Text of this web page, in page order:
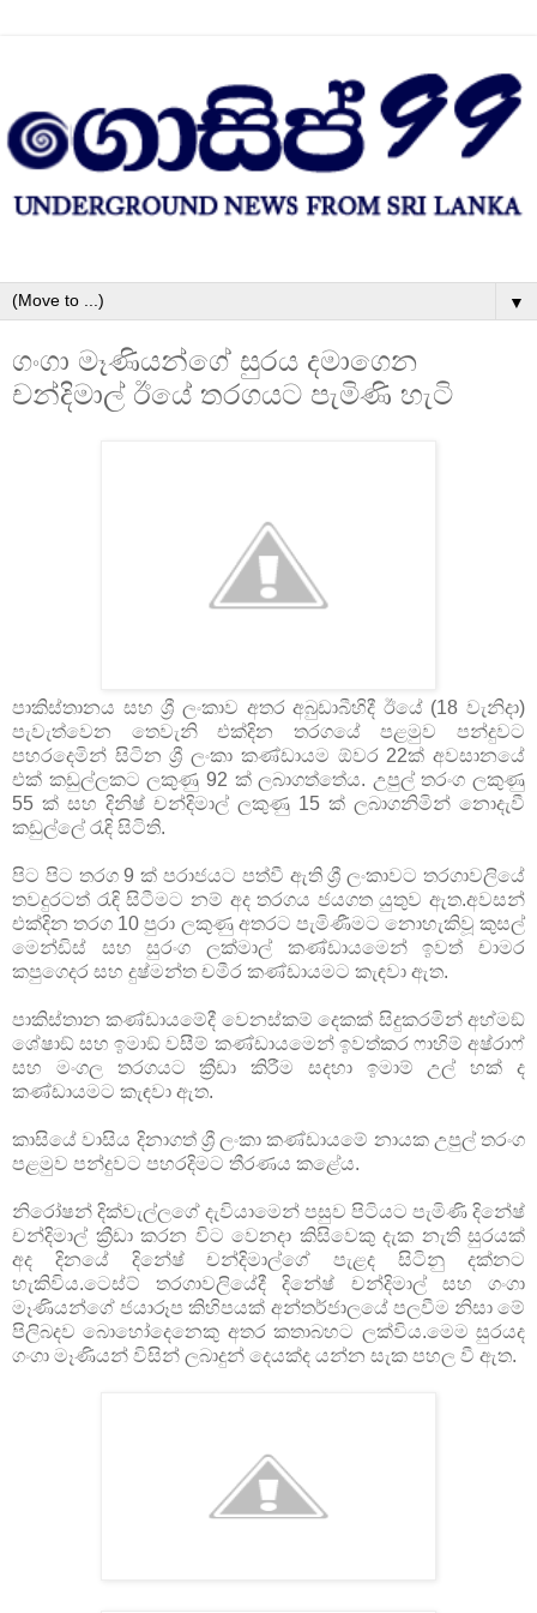
▼
ගංගා මෑණියන්ගේ සුරය දමාගෙන
චන්දිමාල් ඊයේ තරගයට පැමිණි හැටි
පාකිස්තානය සහ ශ්‍රී ලංකාව අතර අබුඩාබීහිදී ඊයේ (18 වැනිදා)
පැවැත්වෙන තෙවැනි එක්දින තරගයේ පළමුව පන්දුවට
පහරදෙමින් සිටින ශ්‍රී ලංකා කණ්ඩායම ඕවර 22ක් අවසානයේ
එක් කඩුල්ලකට ලකුණු 92 ක් ලබාගත්තේය. උපුල් තරංග ලකුණු
55 ක් සහ දිනිෂ් චන්දිමාල් ලකුණු 15 ක් ලබාගනිමින් නොදැවී
කඩුල්ලේ රැඳි සිටිති.
පිට පිට තරග 9 ක් පරාජයට පත්වී ඇති ශ්‍රී ලංකාවට තරගාවලියේ
තවදුරටත් රැඳි සිටීමට නම් අද තරගය ජයගත යුතුව ඇත.අවසන්
එක්දින තරග 10 පුරා ලකුණු අතරට පැමිණීමට නොහැකිවූ කුසල්
මෙන්ඩිස් සහ සුරංග ලක්මාල් කණ්ඩායමෙන් ඉවත් චාමර
කපුගෙදර සහ දුෂ්මන්ත චමීර කණ්ඩායමට කැඳවා ඇත.
පාකිස්තාන කණ්ඩායමේදී වෙනස්කම් දෙකක් සිදුකරමින් අහ්මඞ්
ශේෂාඞ් සහ ඉමාඞ් වසීම් කණ්ඩායමෙන් ඉවත්කර ෆාහිම් අෂ්රාෆ්
සහ මංගල තරගයට ක්‍රීඩා කිරීම සදහා ඉමාම් උල් හක් ද
කණ්ඩායමට කැඳවා ඇත.
කාසියේ වාසිය දිනාගත් ශ්‍රී ලංකා කණ්ඩායමේ නායක උපුල් තරංග
පළමුව පන්දුවට පහරදිමට තීරණය කළේය.
නිරෝෂන් දික්වැල්ලගේ දැවියාමෙන් පසුව පිටියට පැමිණි දිනේෂ්
චන්දිමාල් ක්‍රීඩා කරන විට වෙනදා කිසිවෙකු දැක නැති සුරයක්
අද දිනයේ දිනේෂ් චන්දිමාල්ගේ පැළද සිටිනු දක්නට
හැකිවිය.ටෙස්ට් තරගාවලියේදී දිනේෂ් චන්දිමාල් සහ ගංගා
මෑණියන්ගේ ජයාරූප කිහිපයක් අන්තර්ජාලයේ පලවීම නිසා මේ
පිලිබදව බොහෝදෙනෙකු අතර කතාබහට ලක්විය.මෙම සුරයද
ගංගා මෑණියන් විසින් ලබාදුන් දෙයක්ද යන්න සැක පහල වී ඇත.